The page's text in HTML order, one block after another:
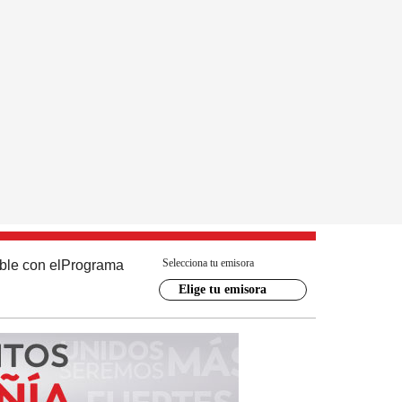
con el Programa Selecciona tu emisora
Elige tu emisora